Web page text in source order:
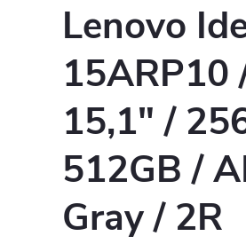
Lenovo
15ARP10
15,1" /
512GB /
Gray / 2R